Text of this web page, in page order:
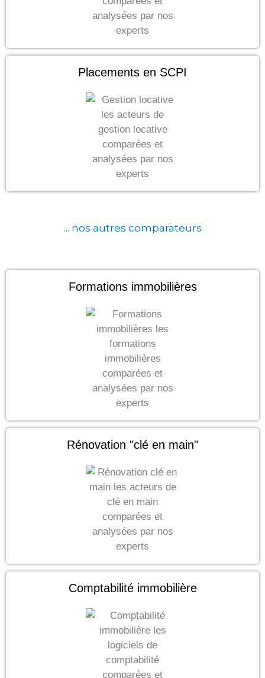
Placements en SCPI
... nos autres comparateurs
Formations immobilières
Rénovation "clé en main"
Comptabilité immobilière